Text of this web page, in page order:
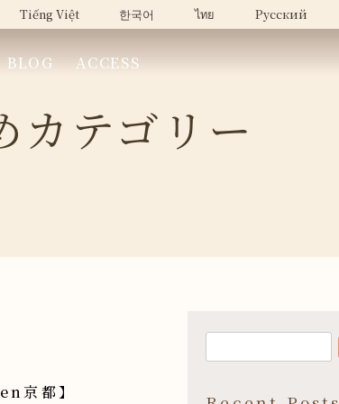
BLOG ACCESS
Tiếng Việt 한국어 ไทย Русский
テゴリー
京都】